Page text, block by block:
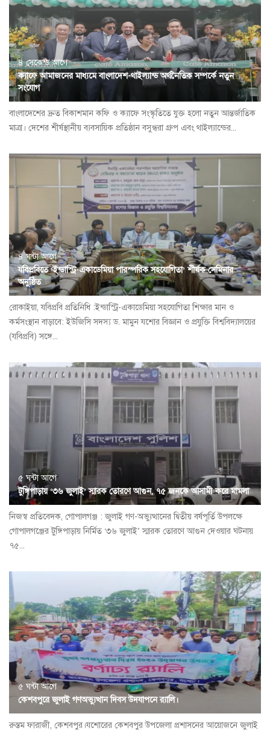
৪ সেকেন্ড আগে
ক্যাফে আমাজনের মাধ্যমে বাংলাদেশ-থাইল্যান্ড অর্থনৈতিক সম্পর্কে নতুন
সংযোগ
বাংলাদেশের দ্রুত বিকাশমান কফি ও ক্যাফে সংস্কৃতিতে যুক্ত হলো নতুন আন্তর্জাতিক
মাত্রা। দেশের শীর্ষস্থানীয় ব্যবসায়িক প্রতিষ্ঠান বসুন্ধরা গ্রুপ এবং থাইল্যান্ডের...
৪ ঘন্টা আগে
যবিপ্রবিতে ‘ইন্ডাস্ট্রি-একাডেমিয়া পারস্পরিক সহযোগিতা’ শীর্ষক সেমিনার
অনুষ্ঠিত
রোকাইয়া, যবিপ্রবি প্রতিনিধি :ইন্ডাস্ট্রি-একাডেমিয়া সহযোগিতা শিক্ষার মান ও
কর্মসংস্থান বাড়াবে: ইউজিসি সদস্য ড. মামুন যশোর বিজ্ঞান ও প্রযুক্তি বিশ্ববিদ্যালয়ের
(যবিপ্রবি) সঙ্গে...
৫ ঘন্টা আগে
টুঙ্গিপাড়ায় ‘৩৬ জুলাই’ স্মারক তোরণে আগুন, ৭৫ জনকে আসামী করে মামলা
নিজস্ব প্রতিবেদক, গোপালগঞ্জ : জুলাই গণ-অভ্যুত্থানের দ্বিতীয় বর্ষপূর্তি উপলক্ষে
গোপালগঞ্জের টুঙ্গিপাড়ায় নির্মিত ‘৩৬ জুলাই’ স্মারক তোরণে আগুন দেওয়ার ঘটনায়
৭৫...
৫ ঘন্টা আগে
কেশবপুরে জুলাই গণঅভ্যুত্থান দিবস উদযাপনে র‍্যালি।
রুস্তম ফারাজী, কেশবপুর।যশোরের কেশবপুর উপজেলা প্রশাসনের আয়োজনে জুলাই